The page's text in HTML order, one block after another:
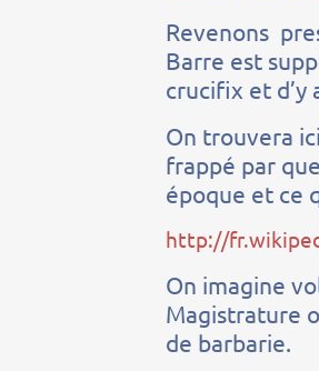
Revenons
Barre est
crucifix et d’y
On trouvera
frappé par
époque et ce
http://
On imagine
Magistrature
de barbarie.